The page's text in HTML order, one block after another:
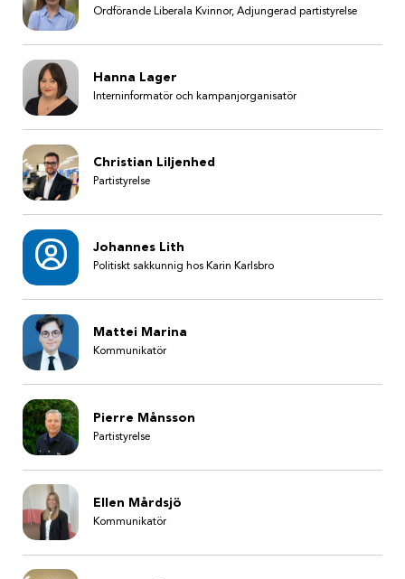
Ordförande Liberala Kvinnor, Adjungerad partistyrelse
Hanna Lager
Interninformatör och kampanjorganisatör
Christian Liljenhed
Partistyrelse
Johannes Lith
Politiskt sakkunnig hos Karin Karlsbro
Mattei Marina
Kommunikatör
Pierre Månsson
Partistyrelse
Ellen Mårdsjö
Kommunikatör